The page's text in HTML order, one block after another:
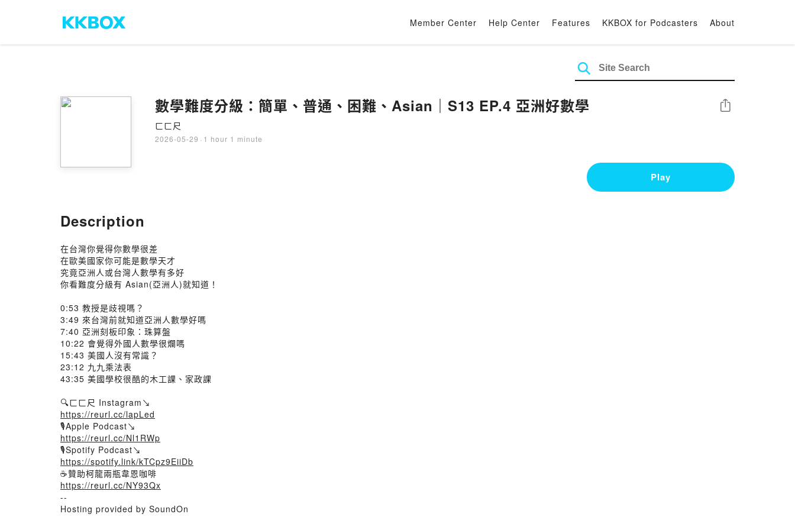
Member Center Help Center Features KKBOX for Podcasters About
數學難度分級：簡單、普通、困難、Asian｜S13 EP.4 亞洲好數學
ㄈㄈ尺
2026-05-29 · 1 hour 1 minute
Share
Play
Description
在台灣你覺得你數學很差
在歐美國家你可能是數學天才
究竟亞洲人或台灣人數學有多好
你看難度分級有 Asian(亞洲人)就知道！
0:53 教授是歧視嗎？
3:49 來台灣前就知道亞洲人數學好嗎
7:40 亞洲刻板印象：珠算盤
10:22 會覺得外國人數學很爛嗎
15:43 美國人沒有常識？
23:12 九九乘法表
43:35 美國學校很酷的木工課、家政課
🔍ㄈㄈ尺 Instagram↘
https://reurl.cc/lapLed
🎙️Apple Podcast↘
https://reurl.cc/Nl1RWp
🎙️Spotify Podcast↘
https://spotify.link/kTCpz9EiiDb
☕贊助柯龍兩瓶韋恩咖啡
https://reurl.cc/NY93Qx
--
Hosting provided by SoundOn